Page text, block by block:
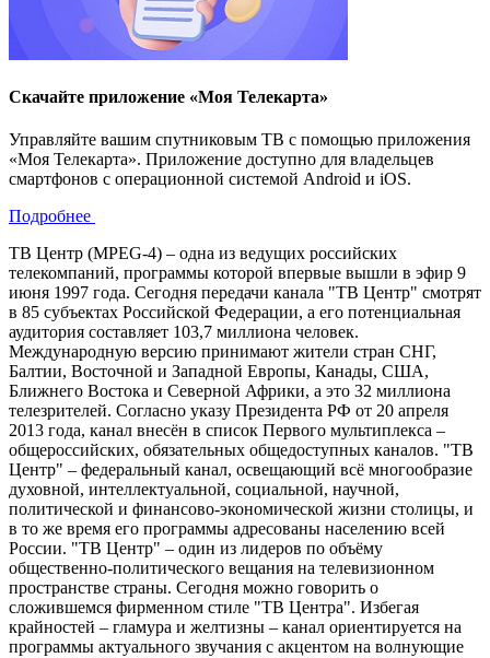
Скачайте приложение «Моя Телекарта»
Управляйте вашим спутниковым ТВ с помощью приложения
«Моя Телекарта». Приложение доступно для владельцев
смартфонов с операционной системой Android и iOS.
Подробнее
ТВ Центр (MPEG-4) – одна из ведущих российских
телекомпаний, программы которой впервые вышли в эфир 9
июня 1997 года. Сегодня передачи канала "ТВ Центр" смотрят
в 85 субъектах Российской Федерации, а его потенциальная
аудитория составляет 103,7 миллиона человек.
Международную версию принимают жители стран СНГ,
Балтии, Восточной и Западной Европы, Канады, США,
Ближнего Востока и Северной Африки, а это 32 миллиона
телезрителей. Согласно указу Президента РФ от 20 апреля
2013 года, канал внесён в список Первого мультиплекса –
общероссийских, обязательных общедоступных каналов. "ТВ
Центр" – федеральный канал, освещающий всё многообразие
духовной, интеллектуальной, социальной, научной,
политической и финансово-экономической жизни столицы, и
в то же время его программы адресованы населению всей
России. "ТВ Центр" – один из лидеров по объёму
общественно-политического вещания на телевизионном
пространстве страны. Сегодня можно говорить о
сложившемся фирменном стиле "ТВ Центра". Избегая
крайностей – гламура и желтизны – канал ориентируется на
программы актуального звучания с акцентом на волнующие